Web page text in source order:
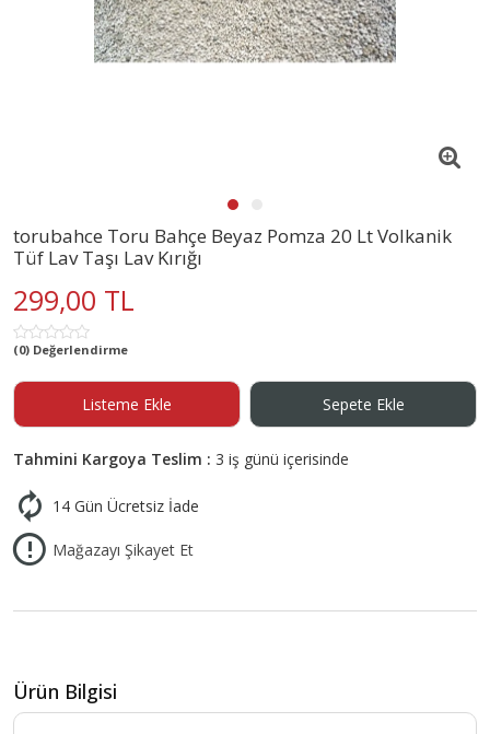
torubahce Toru Bahçe Beyaz Pomza 20 Lt Volkanik
Tüf Lav Taşı Lav Kırığı
299,00 TL
(0) Değerlendirme
Listeme Ekle Sepete Ekle
Tahmini Kargoya Teslim : 3 iş günü içerisinde
14 Gün Ücretsiz İade
Mağazayı Şikayet Et
Ürün Bilgisi